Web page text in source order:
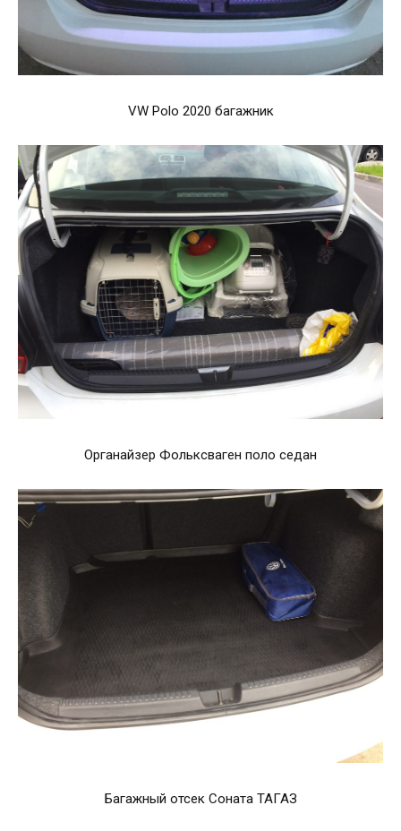
VW Polo 2020 багажник
Органайзер Фольксваген поло седан
Багажный отсек Соната ТАГАЗ